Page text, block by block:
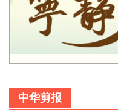
中华剪报